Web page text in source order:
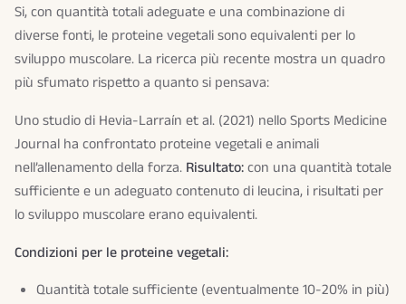
Si, con quantità totali adeguate e una combinazione di
diverse fonti, le proteine vegetali sono equivalenti per lo
sviluppo muscolare. La ricerca più recente mostra un quadro
più sfumato rispetto a quanto si pensava:
Uno studio di Hevia-Larraín et al. (2021) nello Sports Medicine
Journal ha confrontato proteine vegetali e animali
nell’allenamento della forza. Risultato:con una quantità totale
sufficiente e un adeguato contenuto di leucina, i risultati per
lo sviluppo muscolare erano equivalenti.
Condizioni per le proteine vegetali:
Quantità totale sufficiente (eventualmente 10-20% in più)